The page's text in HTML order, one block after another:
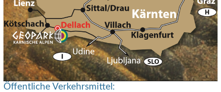
Öffentliche Verkehrsmittel: